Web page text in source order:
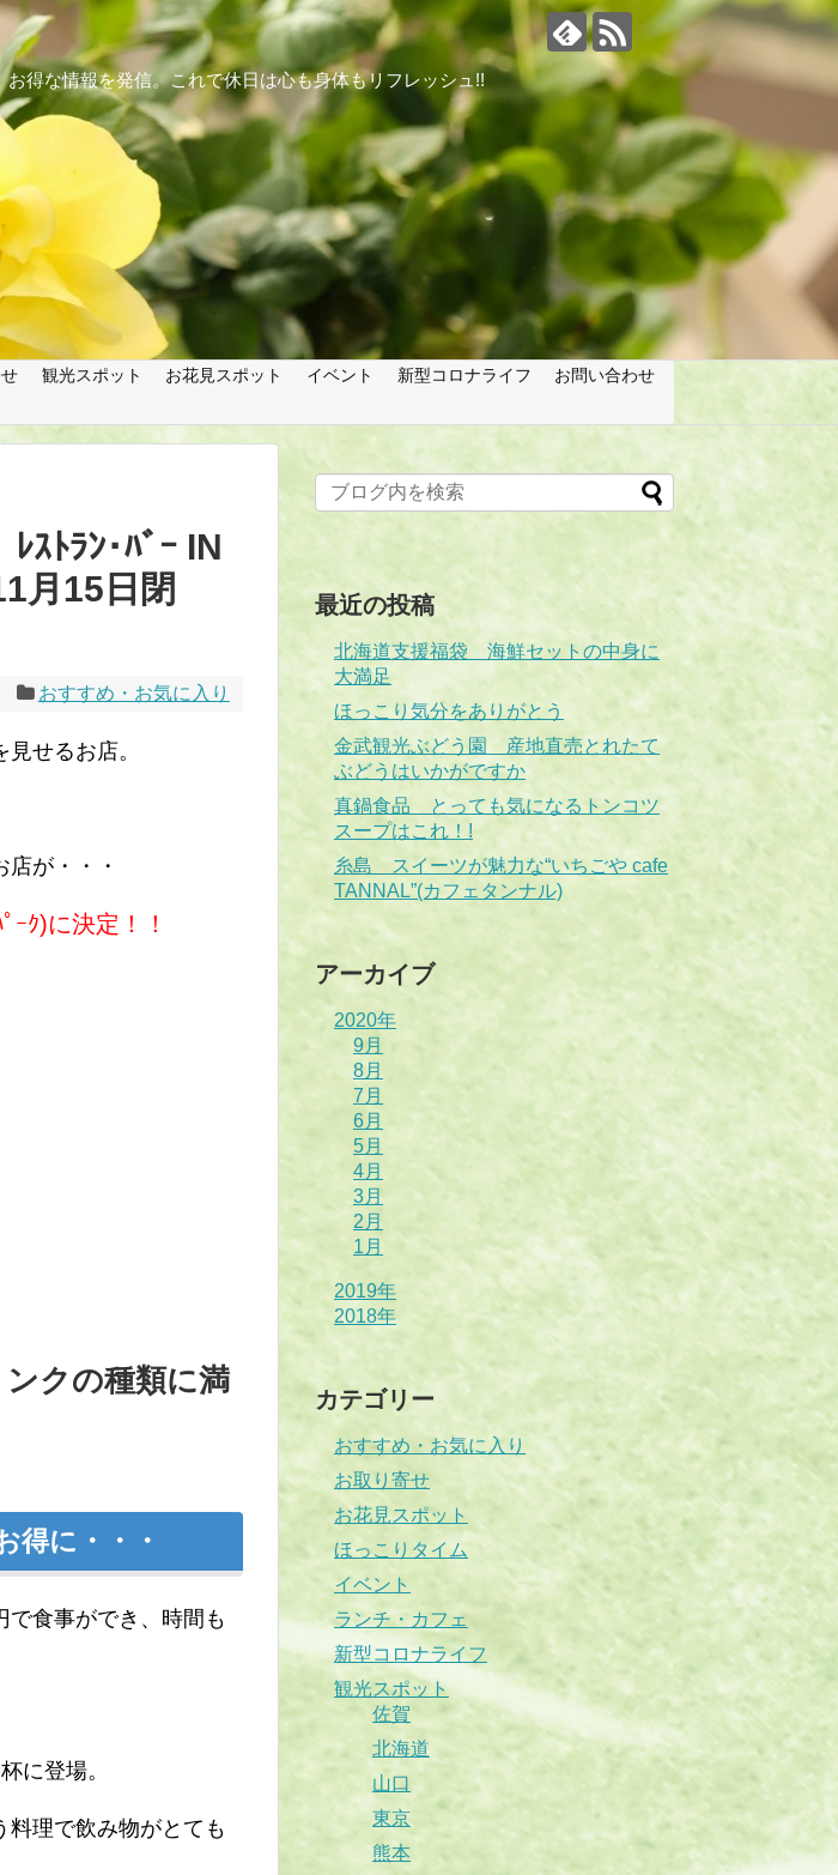
な情報を発信。これで休日は心も身体もリフレッシュ!!
観光スポット お花見スポット イベント 新型コロナライフ
お問い合わせ
ﾄﾗﾝ･ﾊﾞｰ IN
月15日閉
おすすめ・お気に入り
せるお店。
が・・・
ｰｸ)に決定！！
クの種類に満
得に・・・
で食事ができ、時間も
に登場。
料理で飲み物がとても
最近の投稿
北海道支援福袋 海鮮セットの中身に
大満足
ほっこり気分をありがとう
金武観光ぶどう園 産地直売とれたて
ぶどうはいかがですか
真鍋食品 とっても気になるトンコツ
スープはこれ！!
糸島 スイーツが魅力な“いちごや cafe
TANNAL”(カフェタンナル)
アーカイブ
2020年
9月
8月
7月
6月
5月
4月
3月
2月
1月
2019年
2018年
カテゴリー
おすすめ・お気に入り
お取り寄せ
お花見スポット
ほっこりタイム
イベント
ランチ・カフェ
新型コロナライフ
観光スポット
佐賀
北海道
山口
東京
熊本